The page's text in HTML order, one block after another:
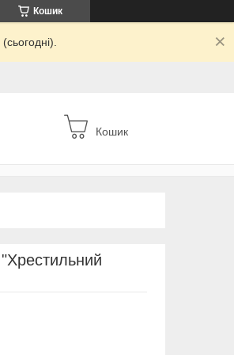
Кошик
Кошик